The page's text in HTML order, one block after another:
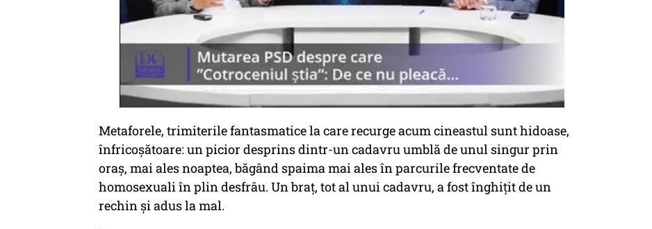
Metaforele, trimiterile fantasmatice la care recurge acum cineastul sunt hidoase,
înfricoșătoare: un picior desprins dintr-un cadavru umblă de unul singur prin
oraș, mai ales noaptea, băgând spaima mai ales în parcurile frecventate de
homosexuali în plin desfrâu. Un braț, tot al unui cadavru, a fost înghițit de un
rechin și adus la mal.